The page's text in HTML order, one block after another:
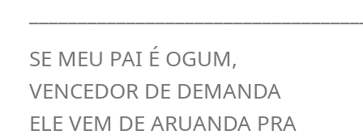
SE MEU PAI É OGUM,
VENCEDOR DE DEMANDA
ELE VEM DE ARUANDA PRA